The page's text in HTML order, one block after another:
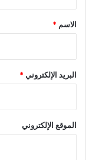
*
الاسم *
البريد الإلكتروني*
الموقع الإلكتروني